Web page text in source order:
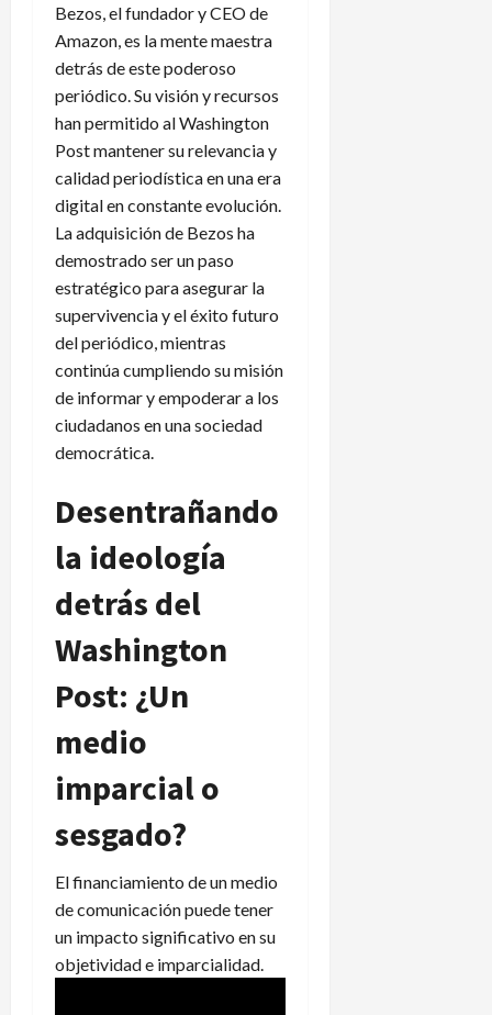
Bezos, el fundador y CEO de
Amazon, es la mente maestra
detrás de este poderoso
periódico. Su visión y recursos
han permitido al Washington
Post mantener su relevancia y
calidad periodística en una era
digital en constante evolución.
La adquisición de Bezos ha
demostrado ser un paso
estratégico para asegurar la
supervivencia y el éxito futuro
del periódico, mientras
continúa cumpliendo su misión
de informar y empoderar a los
ciudadanos en una sociedad
democrática.
Desentrañando
la ideología
detrás del
Washington
Post: ¿Un
medio
imparcial o
sesgado?
El financiamiento de un medio
de comunicación puede tener
un impacto significativo en su
objetividad e imparcialidad.